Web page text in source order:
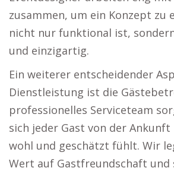
zusammen, um ein Konzept zu
nicht nur funktional ist,
und einzigartig.
Ein weiterer entscheidender
Dienstleistung ist die
professionelles Serviceteam
sich jeder Gast von der
wohl und geschätzt fühlt. Wir
Wert auf Gastfreundschaft und